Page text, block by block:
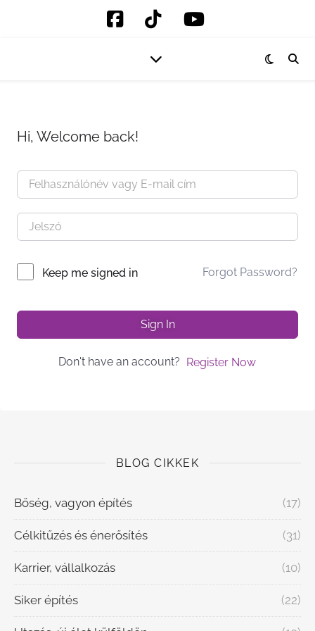
Hi, Welcome back!
Keep me signed in Forgot Password?
Sign In
Don't have an account? Register Now
BLOG CIKKEK
Bőség, vagyon építés (17)
Célkitűzés és énerősítés (31)
Karrier, vállalkozás (10)
Siker építés (22)